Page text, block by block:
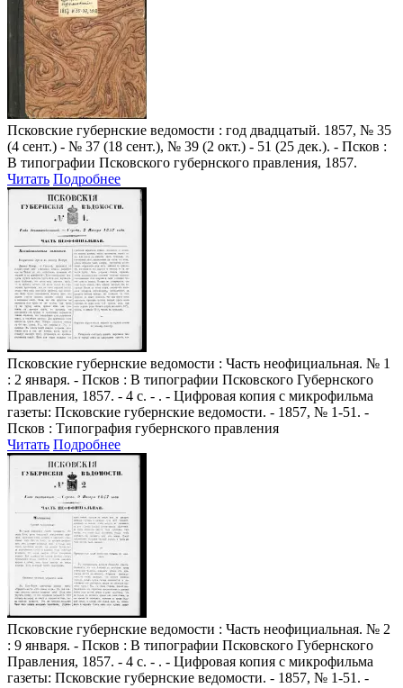
Псковские губернские ведомости : год двадцатый. 1857, № 35
(4 сент.) - № 37 (18 сент.), № 39 (2 окт.) - 51 (25 дек.). - Псков :
В типографии Псковского губернского правления, 1857.
Читать Подробнее
Псковские губернские ведомости : Часть неофициальная. № 1
: 2 января. - Псков : В типографии Псковского Губернского
Правления, 1857. - 4 с. - . - Цифровая копия с микрофильма
газеты: Псковские губернские ведомости. - 1857, № 1-51. -
Псков : Типография губернского правления
Читать Подробнее
Псковские губернские ведомости : Часть неофициальная. № 2
: 9 января. - Псков : В типографии Псковского Губернского
Правления, 1857. - 4 с. - . - Цифровая копия с микрофильма
газеты: Псковские губернские ведомости. - 1857, № 1-51. -